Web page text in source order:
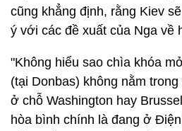
cũng khẳng định, rằng Kiev
ý với các đề xuất của Nga về
"Không hiểu sao chìa khóa
(tại Donbas) không nằm
ở chỗ Washington hay
hòa bình chính là đang ở